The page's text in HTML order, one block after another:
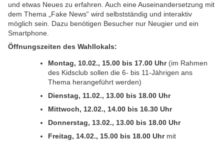
und etwas Neues zu erfahren. Auch eine Auseinandersetzung mit
dem Thema „Fake News“ wird selbstständig und interaktiv
möglich sein. Dazu benötigen Besucher nur Neugier und ein
Smartphone.
Öffnungszeiten des Wahllokals:
Montag, 10.02., 15.00 bis 17.00 Uhr(im Rahmen
des Kidsclub sollen die 6- bis 11-Jährigen ans
Thema herangeführt werden)
Dienstag, 11.02., 13.00 bis 18.00 Uhr
Mittwoch, 12.02., 14.00 bis 16.30 Uhr
Donnerstag, 13.02., 13.00 bis 18.00 Uhr
Freitag, 14.02., 15.00 bis 18.00 Uhrmit